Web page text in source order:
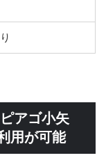
アゴ小矢
用が可能